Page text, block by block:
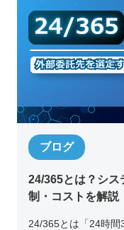
ブログ
24/365とは？シス
制・コストを解説
24/365とは「24時間